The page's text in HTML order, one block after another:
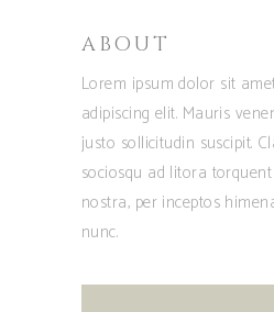
ABOUT
Lorem ipsum dolor sit
adipiscing elit. Mauris
justo sollicitudin suscipit.
sociosqu ad litora
nostra, per inceptos
nunc.